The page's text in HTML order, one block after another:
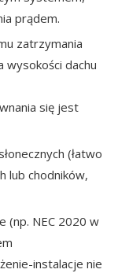
prądem.
zatrzymania
wysokości dachu
się jest
(łatwo
lub chodników,
(np. NEC 2020 w
instalacje nie